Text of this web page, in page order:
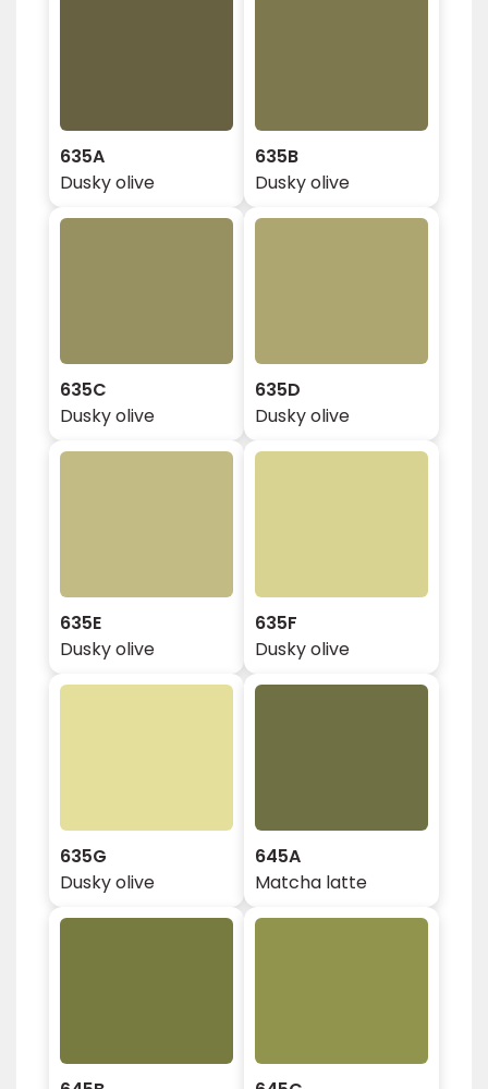
635A
Dusky olive
635B
Dusky olive
635C
Dusky olive
635D
Dusky olive
635E
Dusky olive
635F
Dusky olive
635G
Dusky olive
645A
Matcha latte